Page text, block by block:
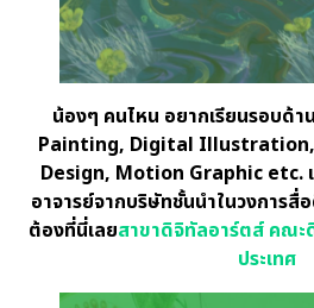
น้องๆ คนไหน อยากเรียนรอบด้
Painting, Digital Illustration,
Design, Motion Graphic etc.
อาจารย์จากบริษัทชั้นนำในวงการสื่
ต้องที่นี่เลยสาขาดิจิทัลอาร์ตส์ คณ
ประเทศ